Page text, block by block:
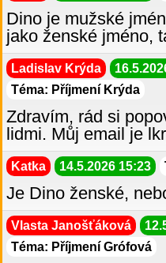
Dino je mužské
jako ženské jméno,
Ladislav Krýda
Téma: Příjmení Krýda
Zdravím, rád si
lidmi. Můj email je
Katka 14.5.2026 15:23
Je Dino ženské,
Vlasta Janošťáková
Téma: Příjmení Grófová